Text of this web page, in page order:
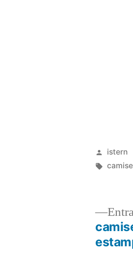
por
istern